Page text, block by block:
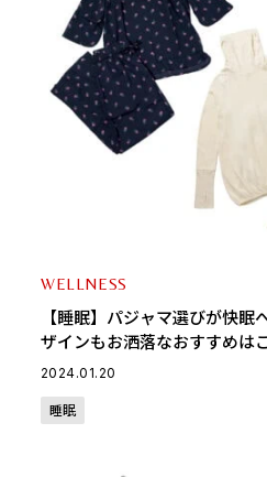
WELLNESS
【睡眠】パジャマ選びが快眠
ザインもお洒落なおすすめは
2024.01.20
睡眠